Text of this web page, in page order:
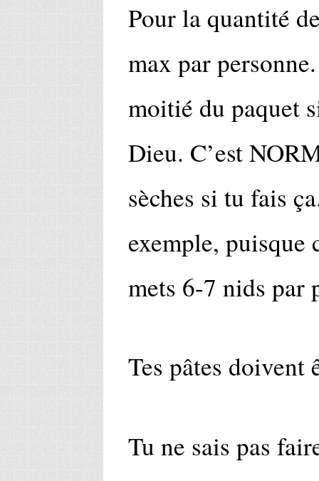
Pour la quantité
max par
moitié du paquet
Dieu. C’est
sèches si tu fais
exemple, puisque
mets 6-7 nids par
Tes pâtes doivent
Tu ne sais pas